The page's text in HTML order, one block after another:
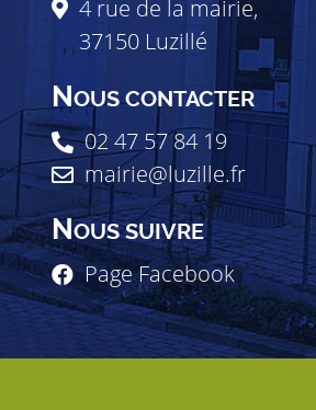
4 rue de la mairie,
37150 Luzillé
NOUS CONTACTER
02 47 57 84 19
mairie@luzille.fr
NOUS SUIVRE
Page Facebook